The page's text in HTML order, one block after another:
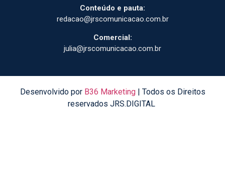
Conteúdo e pauta:
redacao@jrscomunicacao.com.br
Comercial:
julia@jrscomunicacao.com.br
Desenvolvido por B36 Marketing| Todos os Direitos
reservados JRS.DIGITAL